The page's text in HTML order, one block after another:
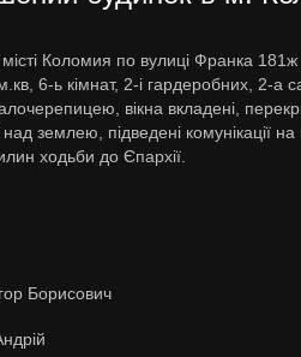
Коломия по вулиці Франка
6-ь кімнат, 2-і гардеробних, 2-а
вікна вкладені,
землею, підведені комунікації на
ходьби до Єпархії.
Борисович